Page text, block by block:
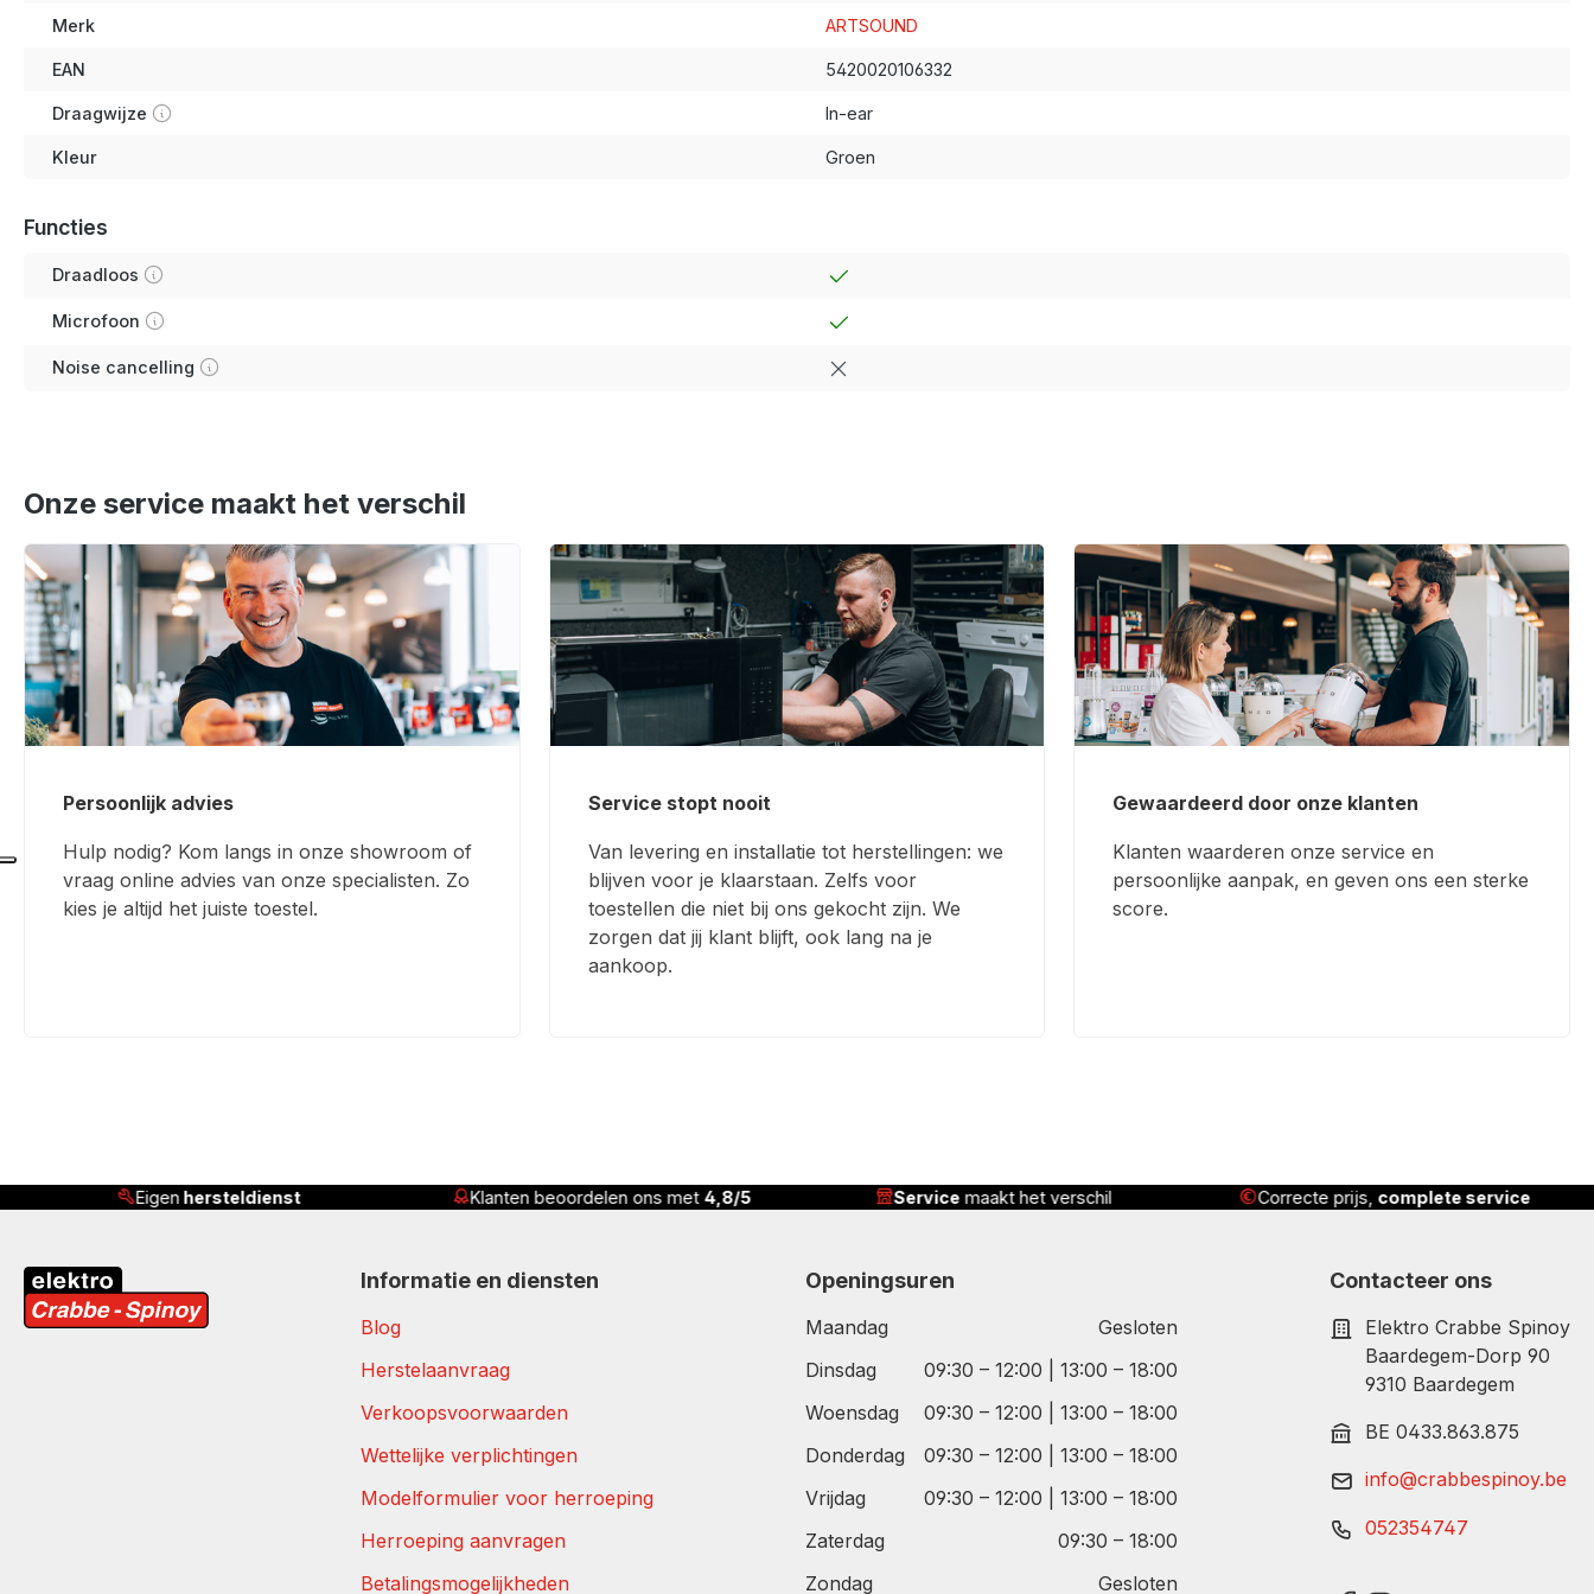
Merk ARTSOUND
EAN 5420020106332
Draagwijze In-ear
Kleur Groen
Functies
Draadloos
Microfoon
Noise cancelling
Onze service maakt het verschil
Persoonlijk advies
Hulp nodig? Kom langs in onze showroom of
vraag online advies van onze specialisten. Zo
kies je altijd het juiste toestel.
Service stopt nooit
Van levering en installatie tot herstellingen: we
blijven voor je klaarstaan. Zelfs voor
toestellen die niet bij ons gekocht zijn. We
zorgen dat jij klant blijft, ook lang na je
aankoop.
Gewaardeerd door onze klanten
Klanten waarderen onze service en
persoonlijke aanpak, en geven ons een sterke
score.
Klanten beoordelen ons met Servicemaakt het verschil Correcte prijs,complete service Geleverd, geïnstalleerd én uitgelegd
Informatie en diensten
Blog
Herstelaanvraag
Verkoopsvoorwaarden
Wettelijke verplichtingen
Modelformulier voor herroeping
Herroeping aanvragen
Betalingsmogelijkheden
Openingsuren
Maandag
Gesloten
Dinsdag
09:30 – 12:00 | 13:00 – 18:00
Woensdag
09:30 – 12:00 | 13:00 – 18:00
Donderdag
09:30 – 12:00 | 13:00 – 18:00
Vrijdag
09:30 – 12:00 | 13:00 – 18:00
Zaterdag
09:30 – 18:00
Zondag
Gesloten
Contacteer ons
Elektro Crabbe Spinoy
Baardegem-Dorp 90
9310 Baardegem
BE 0433.863.875
info@crabbespinoy.be
052354747